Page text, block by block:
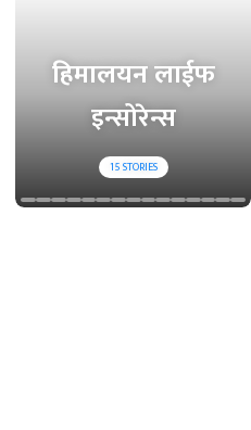
हिमालयन लाईफ
इन्सोरेन्स
15STORIES